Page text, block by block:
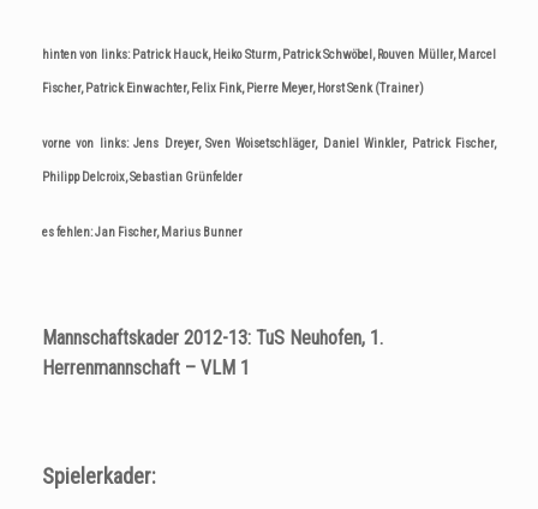
hinten von links: Patrick Hauck, Heiko Sturm, Patrick Schwöbel, Rouven Müller, Marcel
Fischer, Patrick Einwachter, Felix Fink, Pierre Meyer, Horst Senk (Trainer)
vorne von links: Jens Dreyer, Sven Woisetschläger, Daniel Winkler, Patrick Fischer,
Philipp Delcroix, Sebastian Grünfelder
es fehlen: Jan Fischer, Marius Bunner
Mannschaftskader 2012-13: TuS Neuhofen, 1.
Herrenmannschaft – VLM 1
Spielerkader: